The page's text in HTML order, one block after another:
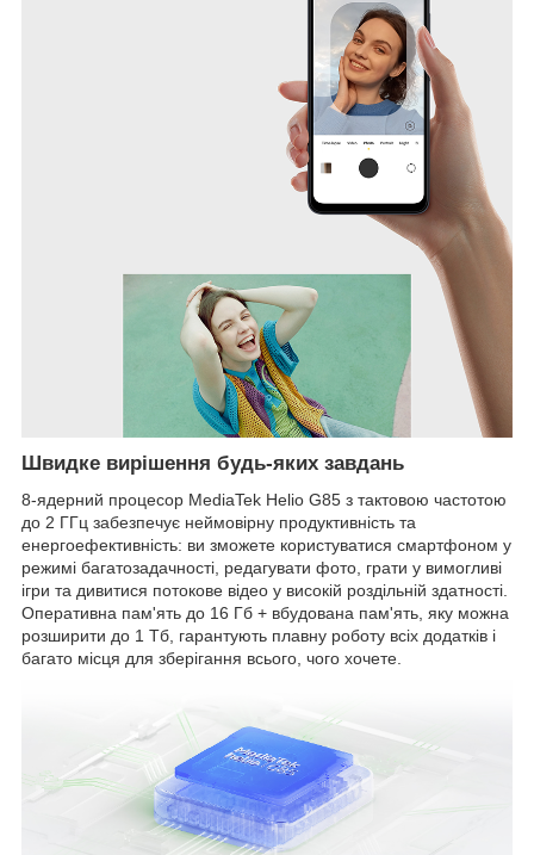
Швидке вирішення будь-яких завдань
8-ядерний процесор MediaTek Helio G85 з тактовою частотою
до 2 ГГц забезпечує неймовірну продуктивність та
енергоефективність: ви зможете користуватися смартфоном у
режимі багатозадачності, редагувати фото, грати у вимогливі
ігри та дивитися потокове відео у високій роздільній здатності.
Оперативна пам'ять до 16 Гб + вбудована пам'ять, яку можна
розширити до 1 Тб, гарантують плавну роботу всіх додатків і
багато місця для зберігання всього, чого хочете.